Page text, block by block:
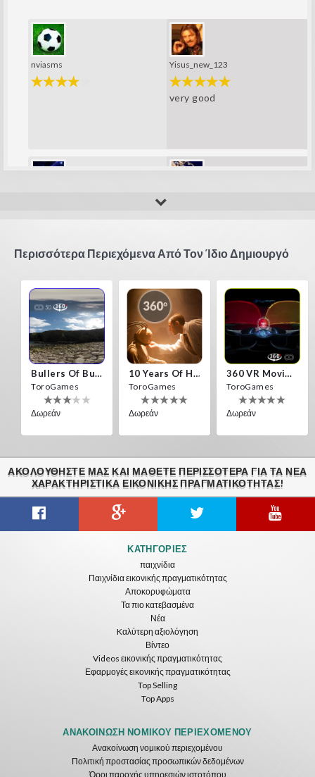
nviasms Yisus_new_123
very good
Περισσότερα Περιεχόμενα Από Τον Ίδιο Δημιουργό
Bullers Of Buchan Aberdeen
ToroGames
Δωρεάν
10 Years Of Horror Nights
ToroGames
Δωρεάν
360 VR Movie Experience
ToroGames
Δωρεάν
Caminandes
ToroGames
Δωρεάν Δωρεάν
ToroGames ToroGames
Δωρεάν
ToroGames
Δωρεάν
ΑΚΟΛΟΥΘΉΣΤΕ ΜΑΣ ΚΑΙ ΜΆΘΕΤΕ ΠΕΡΙΣΣΌΤΕΡΑ ΓΙΑ ΤΑ ΝΈΑ
ΧΑΡΑΚΤΗΡΙΣΤΙΚΆ ΕΙΚΟΝΙΚΗΣ ΠΡΑΓΜΑΤΙΚΟΤΗΤΑΣ!
ΚΑΤΗΓΟΡΊΕΣ
παιχνίδια
Παιχνίδια εικονικής πραγματικότητας
Αποκορυφώματα
Τα πιο κατεβασμένα
Νέα
Kαλύτερη αξιολόγηση
Βίντεο
Videos εικονικής πραγματικότητας
Εφαρμογές εικονικής πραγματικότητας
Top Selling
Top Apps
ΑΝΑΚΟΊΝΩΣΗ ΝΟΜΙΚΟΎ ΠΕΡΙΕΧΟΜΈΝΟΥ
Ανακοίνωση νομικού περιεχομένου
Πολιτική προστασίας προσωπικών δεδομένων
Όροι παροχής υπηρεσιών ιστοτόπου